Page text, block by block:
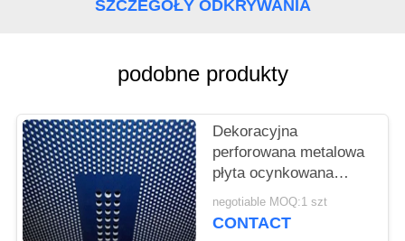
POLICY
SZCZEGÓŁY ODKRYWANIA
podobne produkty
Dekoracyjna
perforowana metalowa
płyta ocynkowana
ogniowo dla paneli
sufitowych
negotiable MOQ:1 szt
CONTACT